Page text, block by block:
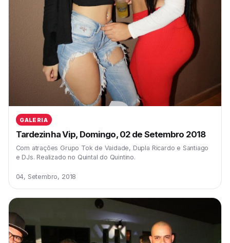
GALERIA
Tardezinha Vip, Domingo, 02 de Setembro 2018
Com atrações Grupo Tok de Vaidade, Dupla Ricardo e Santiago
e DJs. Realizado no Quintal do Quintino.
04, Setembro, 2018